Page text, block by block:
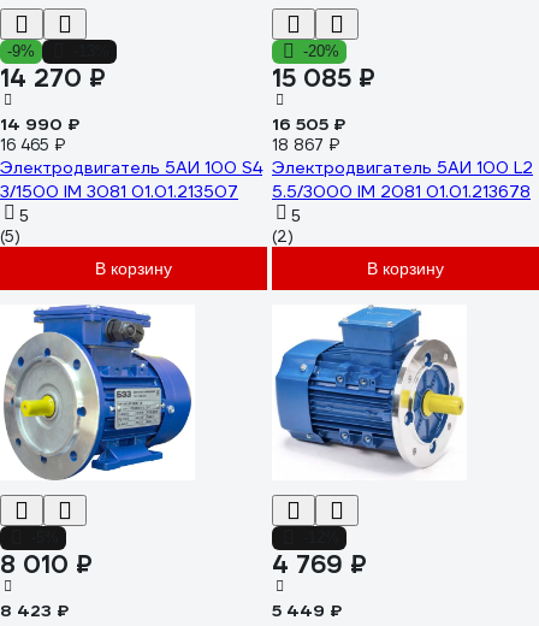
-9%
14 270 ₽
14 990 ₽
16 465 ₽
Электродвигатель 5АИ 100 S4
3/1500 IM 3081 01.01.213507
5
(5)
В корзину
-20%
15 085 ₽
16 505 ₽
18 867 ₽
Электродвигатель 5АИ 100 L2
5.5/3000 IM 2081 01.01.213678
5
(2)
В корзину
8 010 ₽
8 423 ₽
4 769 ₽
5 449 ₽